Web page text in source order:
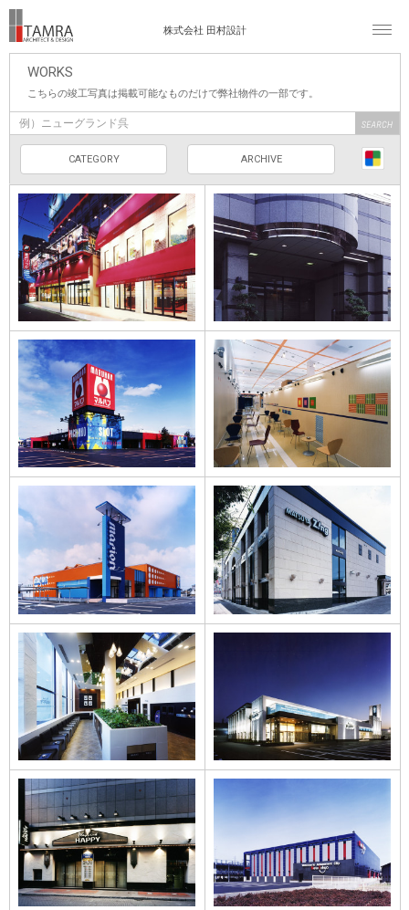
株式会社 田村設計
WORKS
こちらの竣工写真は掲載可能なものだけで弊社物件の一部です。
CATEGORY ARCHIVE
藤沢プラザ川越店
埼協商事ビル・遊
マルハン新発田店
マリオン四日市の
インテリア
マリオン四日市
マツヤ東山店
プレイランド
HAPPY東苗穂店の
インテリア
プレイランド
HAPPYすすきの店
ニュー東京柳原店